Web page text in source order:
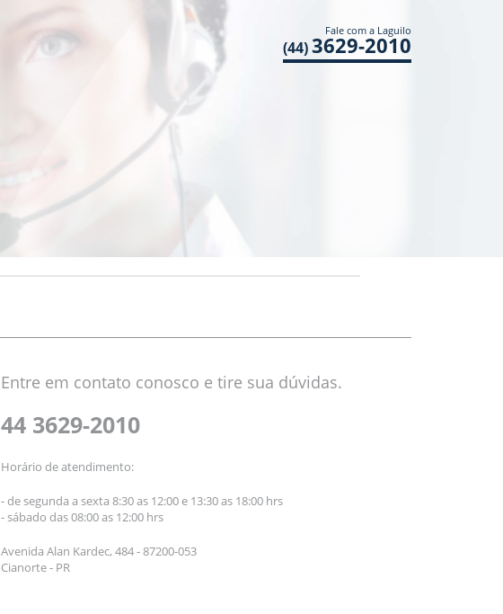
Fale com a Laguilo
(44)3629-2010
Entre em contato conosco e tire sua dúvidas.
44 3629-2010
Horário de atendimento:
- de segunda a sexta 8:30 as 12:00 e 13:30 as 18:00 hrs
- sábado das 08:00 as 12:00 hrs
Avenida Alan Kardec, 484 - 87200-053
Cianorte - PR